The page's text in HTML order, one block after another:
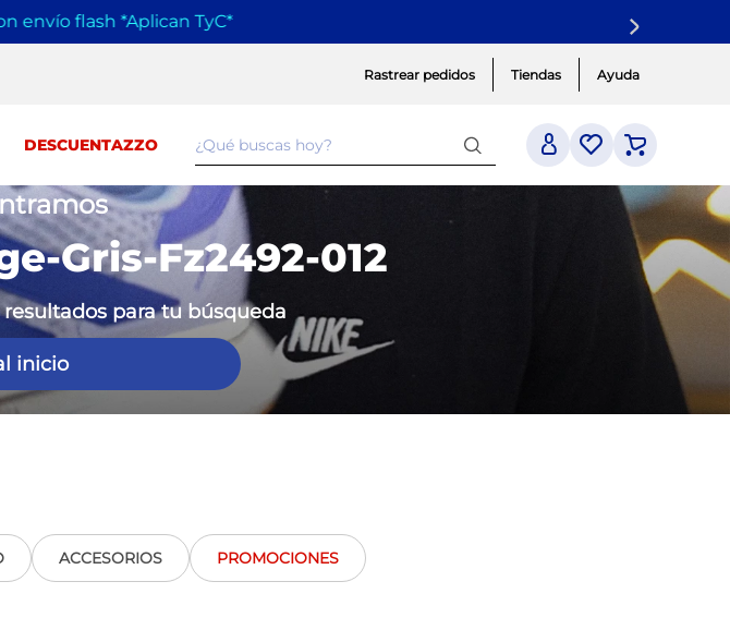
envío flash *Aplican TyC*
Rastrear pedidos Tiendas Ayuda
DESCUENTAZZO
Gris-Fz2492-012
para tu búsqueda
inicio
ACCESORIOS PROMOCIONES